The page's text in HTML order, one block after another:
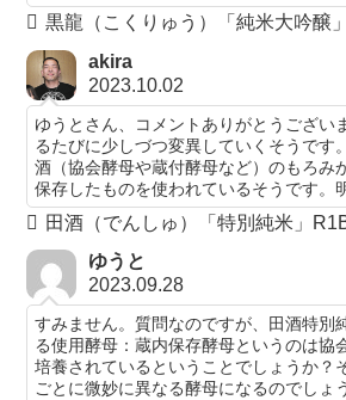
黒龍（こくりゅう）「純米大吟醸
akira
2023.10.02
ゆうとさん、コメントありがとうござい
るたびに少しづつ変異していくそうです
酒（協会酵母や蔵付酵母など）のもろみ
保存したものを使われているそうです。
田酒（でんしゅ）「特別純米」
ゆうと
2023.09.28
すみません。質問なのですが、田酒特別
る使用酵母：蔵内保存酵母というのは協
培養されているということでしょうか？
ごとに微妙に異なる酵母になるのでしょ